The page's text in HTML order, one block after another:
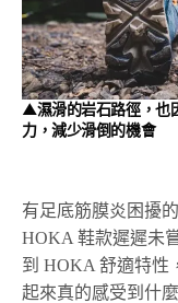
▲濕滑的岩石路徑，
力，減少滑倒的機會
有足底筋膜炎困擾
HOKA 鞋款遲遲未
到 HOKA 舒適特性
起來真的感受到什